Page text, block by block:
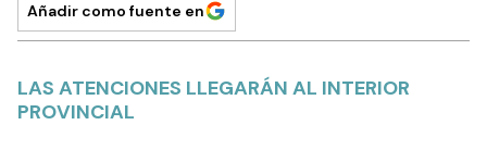
Añadir como fuente en
LAS ATENCIONES LLEGARÁN AL INTERIOR
PROVINCIAL